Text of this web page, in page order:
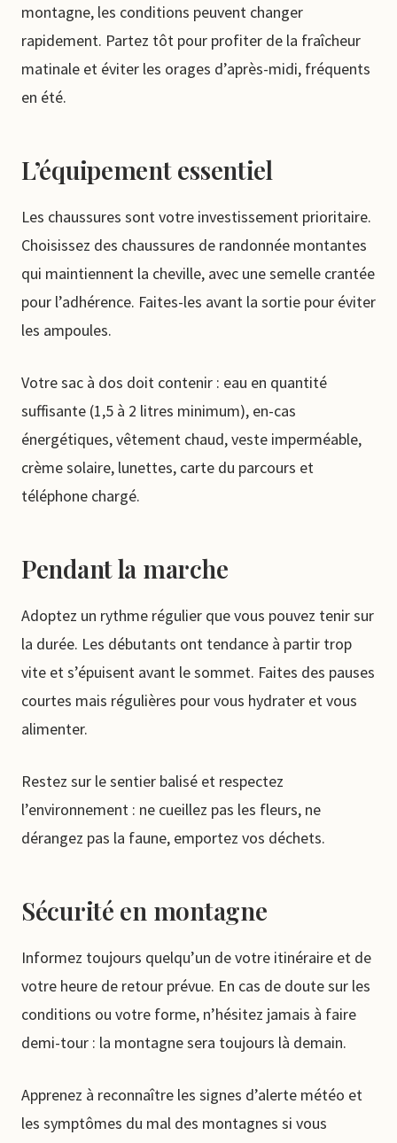
montagne, les conditions peuvent changer
rapidement. Partez tôt pour profiter de la fraîcheur
matinale et éviter les orages d’après-midi, fréquents
en été.
L’équipement essentiel
Les chaussures sont votre investissement prioritaire.
Choisissez des chaussures de randonnée montantes
qui maintiennent la cheville, avec une semelle crantée
pour l’adhérence. Faites-les avant la sortie pour éviter
les ampoules.
Votre sac à dos doit contenir : eau en quantité
suffisante (1,5 à 2 litres minimum), en-cas
énergétiques, vêtement chaud, veste imperméable,
crème solaire, lunettes, carte du parcours et
téléphone chargé.
Pendant la marche
Adoptez un rythme régulier que vous pouvez tenir sur
la durée. Les débutants ont tendance à partir trop
vite et s’épuisent avant le sommet. Faites des pauses
courtes mais régulières pour vous hydrater et vous
alimenter.
Restez sur le sentier balisé et respectez
l’environnement : ne cueillez pas les fleurs, ne
dérangez pas la faune, emportez vos déchets.
Sécurité en montagne
Informez toujours quelqu’un de votre itinéraire et de
votre heure de retour prévue. En cas de doute sur les
conditions ou votre forme, n’hésitez jamais à faire
demi-tour : la montagne sera toujours là demain.
Apprenez à reconnaître les signes d’alerte météo et
les symptômes du mal des montagnes si vous